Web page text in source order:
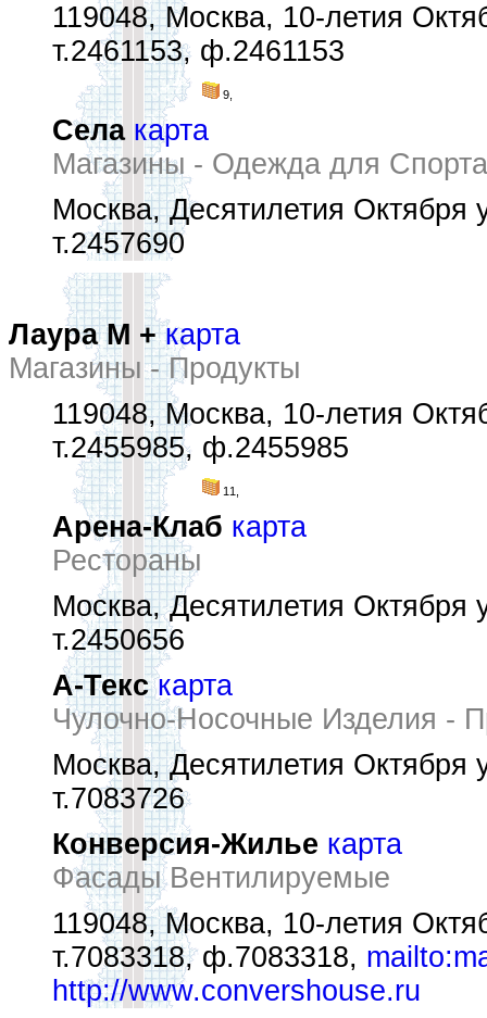
119048, Москва, 10-летия
т.2461153, ф.2461153
9,
Села карта
Магазины - Одежда для
Москва, Десятилетия Октября
т.2457690
Лаура М + карта
Магазины - Продукты
119048, Москва, 10-летия
т.2455985, ф.2455985
11,
Арена-Клаб карта
Рестораны
Москва, Десятилетия Октября
т.2450656
А-Текс карта
Чулочно-Носочные Изделия -
Москва, Десятилетия Октября
т.7083726
Конверсия-Жилье карта
Фасады Вентилируемые
119048, Москва, 10-летия
т.7083318, ф.7083318,
http://www.convershouse.ru